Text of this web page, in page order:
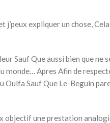
expliquer un chose,
Sauf Que aussi bien que ne
Apres Afin de
Oulfa Sauf Que Le-Beguin
objectif une prestation